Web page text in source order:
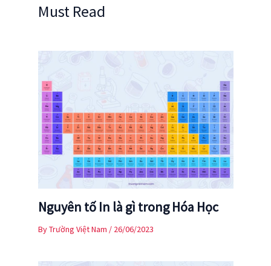
Must Read
Nguyên tố In là gì trong Hóa Học
ByTrường Việt Nam / 26/06/2023